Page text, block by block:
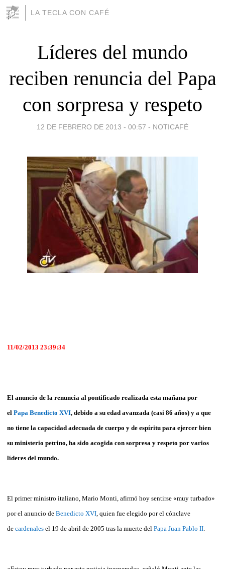
LA TECLA CON CAFÉ
Líderes del mundo
reciben renuncia del Papa
con sorpresa y respeto
12 DE FEBRERO DE 2013 - 00:57 - NOTICAFÉ
11/02/2013 23:39:34
El anuncio de la renuncia al pontificado realizada esta mañana por
el Papa Benedicto XVI, debido a su edad avanzada (casi 86 años) y a que
no tiene la capacidad adecuada de cuerpo y de espíritu para ejercer bien
su ministerio petrino, ha sido acogida con sorpresa y respeto por varios
líderes del mundo.
El primer ministro italiano, Mario Monti, afirmó hoy sentirse «muy turbado»
por el anuncio de Benedicto XVI , quien fue elegido por el cónclave
de cardenales el 19 de abril de 2005 tras la muerte del Papa Juan Pablo II